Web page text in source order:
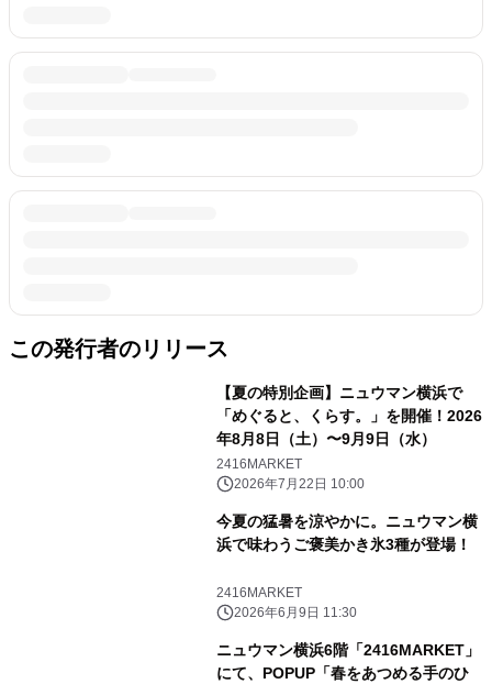
この発行者のリリース
【夏の特別企画】ニュウマン横浜で
「めぐると、くらす。」を開催！2026
年8月8日（土）〜9月9日（水）
2416MARKET
2026年7月22日 10:00
今夏の猛暑を涼やかに。ニュウマン横
浜で味わうご褒美かき氷3種が登場！
2416MARKET
2026年6月9日 11:30
ニュウマン横浜6階「2416MARKET」
にて、POPUP「春をあつめる手のひ